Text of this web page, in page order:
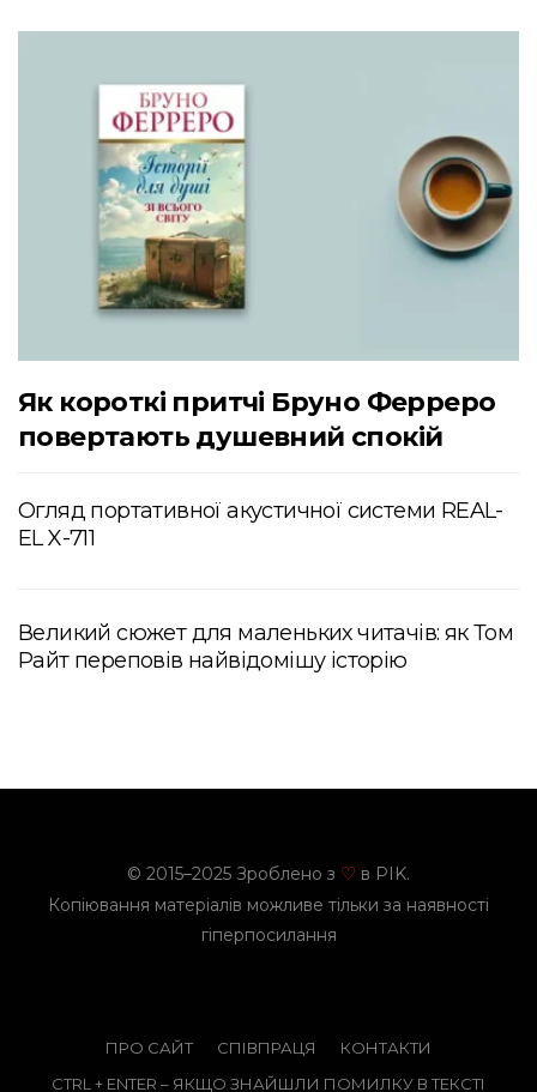
Як короткі притчі Бруно Ферреро
повертають душевний спокій
Огляд портативної акустичної системи REAL-
EL X-711
Великий сюжет для маленьких читачів: як Том
Райт переповів найвідомішу історію
© 2015–2025 Зроблено з ♡ в PIK.
Копіювання матеріалів можливе тільки за наявності
гіперпосилання
ПРО САЙТ СПІВПРАЦЯ
КОНТАКТИ
CTRL + ENTER – ЯКЩО ЗНАЙШЛИ ПОМИЛКУ В ТЕКСТІ